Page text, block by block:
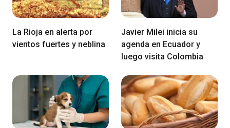
La Rioja en alerta por
vientos fuertes y neblina
Javier Milei inicia su
agenda en Ecuador y
luego visita Colombia